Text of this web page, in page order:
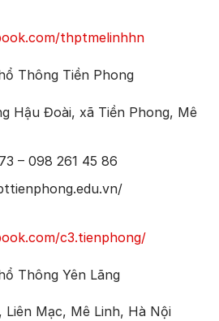
thptmelinhhn
Thông Tiền Phong
Hậu Đoài, xã Tiền Phong, Mê
– 098 261 45 86
c3.tienphong/
Thông Yên Lãng
Mạc, Mê Linh, Hà Nội